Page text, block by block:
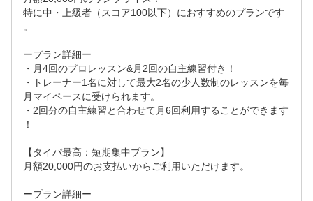
特に中・上級者（スコア100以下）におすすめのプランです
。
ープラン詳細ー
・月4回のプロレッスン&月2回の自主練習付き！
・トレーナー1名に対して最大2名の少人数制のレッスンを毎
月マイペースに受けられます。
・2回分の自主練習と合わせて月6回利用することができます
！
【タイパ最高：短期集中プラン】
月額20,000円のお支払いからご利用いただけます。
ープラン詳細ー